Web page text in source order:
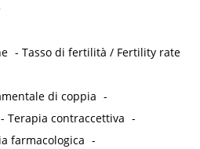
-Tasso di fertilità / Fertility rate
di coppia -
-Terapia contraccettiva -
farmacologica -